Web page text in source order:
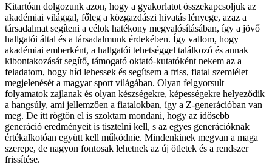
Kitartóan dolgozunk azon, hogy a gyakorlatot összekapcsoljuk az
akadémiai világgal, főleg a közgazdászi hivatás lényege, azaz a
társadalmat segíteni a célok hatékony megvalósításában, így a jövő
hallgatói által és a társadalmunk érdekében. Így vallom, hogy
akadémiai emberként, a hallgatói tehetséggel találkozó és annak
kibontakozását segítő, támogató oktató-kutatóként nekem az a
feladatom, hogy híd lehessek és segítsem a friss, fiatal szemlélet
megjelenését a magyar sport világában. Olyan felgyorsult
folyamatok zajlanak és olyan készségekre, képességekre helyeződik
a hangsúly, ami jellemzően a fiatalokban, így a Z-generációban van
meg. De itt rögtön el is szoktam mondani, hogy az idősebb
generáció eredményeit is tisztelni kell, s az egyes generációknak
értékalkotóan együtt kell működnie. Mindenkinek megvan a maga
szerepe, de nagyon fontosak lehetnek az új ötletek és a rendszer
frissítése.